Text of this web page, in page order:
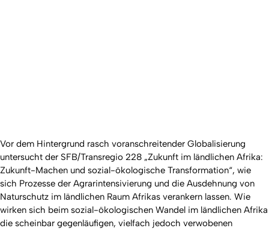
Vor dem Hintergrund rasch voranschreitender Globalisierung
untersucht der SFB/Transregio 228 „Zukunft im ländlichen Afrika:
Zukunft-Machen und sozial-ökologische Transformation“, wie
sich Prozesse der Agrarintensivierung und die Ausdehnung von
Naturschutz im ländlichen Raum Afrikas verankern lassen. Wie
wirken sich beim sozial-ökologischen Wandel im ländlichen Afrika
die scheinbar gegenläufigen, vielfach jedoch verwobenen